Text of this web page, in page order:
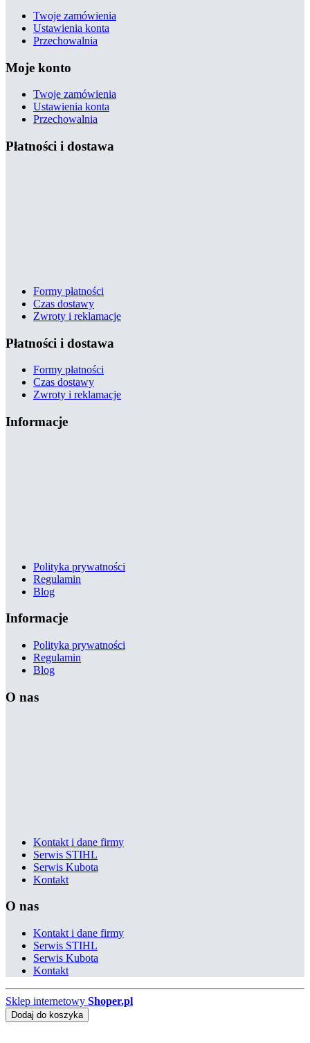
Twoje zamówienia
Ustawienia konta
Przechowalnia
Moje konto
Twoje zamówienia
Ustawienia konta
Przechowalnia
Płatności i dostawa
Formy płatności
Czas dostawy
Zwroty i reklamacje
Płatności i dostawa
Formy płatności
Czas dostawy
Zwroty i reklamacje
Informacje
Polityka prywatności
Regulamin
Blog
Informacje
Polityka prywatności
Regulamin
Blog
O nas
Kontakt i dane firmy
Serwis STIHL
Serwis Kubota
Kontakt
O nas
Kontakt i dane firmy
Serwis STIHL
Serwis Kubota
Kontakt
Sklep internetowy Shoper.pl
Dodaj do koszyka